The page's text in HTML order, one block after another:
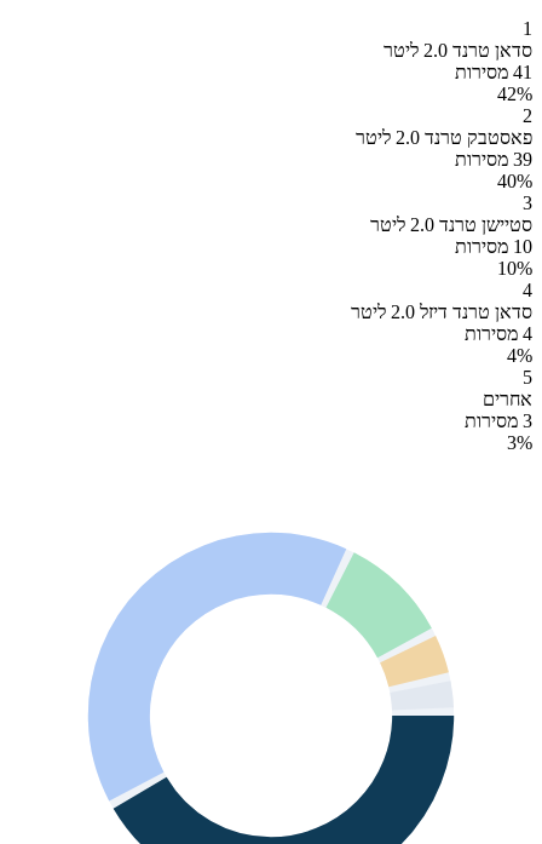
1
סדאן טרנד 2.0 ליטר
41 מסירות
42%
2
פאסטבק טרנד 2.0 ליטר
39 מסירות
40%
3
סטיישן טרנד 2.0 ליטר
10 מסירות
10%
4
סדאן טרנד דיזל 2.0 ליטר
4 מסירות
4%
5
אחרים
3 מסירות
3%